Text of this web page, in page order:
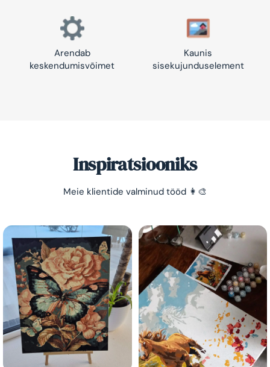
Arendab
keskendumisvõimet
Kaunis
sisekujunduselement
Inspiratsiooniks
Meie klientide valminud tööd 👩‍🎨